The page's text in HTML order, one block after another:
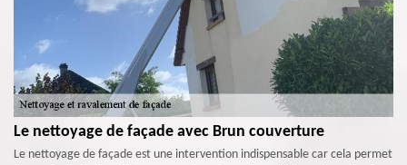
Le nettoyage de façade avec Brun couverture
Le nettoyage de façade est une intervention indispensable car cela permet